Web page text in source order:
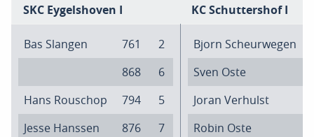
SKC Eygelshoven I KC Schuttershof I
Bas Slangen 761
2
868
6
Hans Rouschop
794
5
Jesse Hanssen
876
7
Bjorn Scheurwegen
Sven Oste
Joran Verhulst
Robin Oste